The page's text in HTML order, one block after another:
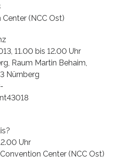
(NCC Ost)
11.00 bis 12.00 Uhr
Raum Martin Behaim,
Nürnberg
Uhr
Center (NCC Ost)